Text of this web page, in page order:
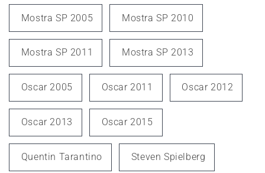
Mostra SP 2005 Mostra SP 2010
Mostra SP 2011 Mostra SP 2013
Oscar 2005 Oscar 2011 Oscar 2012
Oscar 2013 Oscar 2015
Quentin Tarantino Steven Spielberg